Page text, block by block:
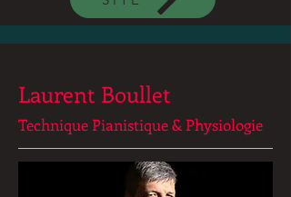
Laurent Boullet
Technique Pianistique & Physiologie